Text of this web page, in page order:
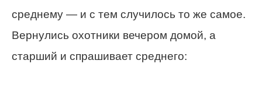
среднему — и с тем случилось то же самое.
Вернулись охотники вечером домой, а
старший и спрашивает среднего: